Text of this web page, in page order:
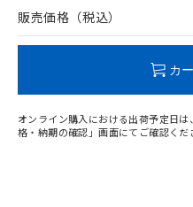
問い合わせください。
販売価格（税込）
カ
オンライン購入における出荷予定日
格・納期の確認」画面にてご確認くだ